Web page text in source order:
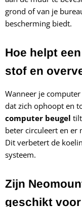
grond of van je
bescherming biedt.
Hoe helpt
stof en
Wanneer je
dat zich ophoopt en
computer beugel
beter circuleert en er
Dit verbetert de
systeem.
Zijn
geschikt